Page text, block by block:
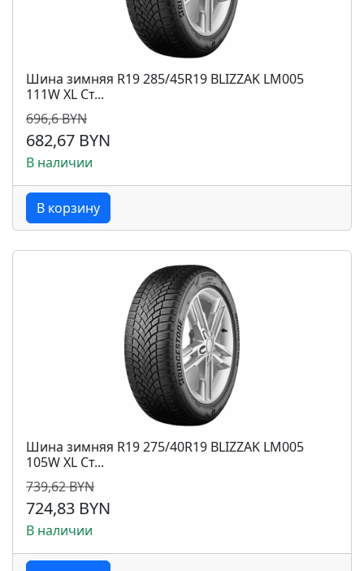
Шина зимняя R19 285/45R19 BLIZZAK LM005
111W XL Ст...
696,6 BYN
682,67 BYN
В наличии
В корзину
Шина зимняя R19 275/40R19 BLIZZAK LM005
105W XL Ст...
739,62 BYN
724,83 BYN
В наличии